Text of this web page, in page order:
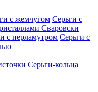
с жемчугом Серьги с
Сваровски
с перламутром Серьги с
Серьги-кольца